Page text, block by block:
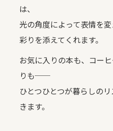
は、
光の角度によって表情を
彩りを添えてくれます。
お気に入りの本も、コー
りも──
ひとつひとつが暮らしの
きます。